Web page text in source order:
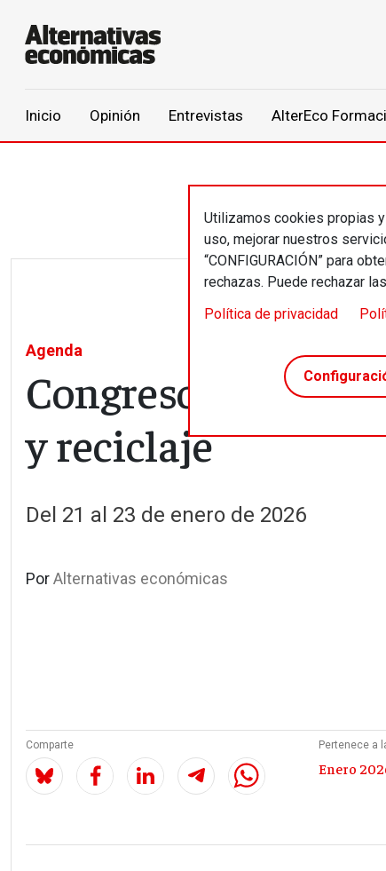
Inicio Opinión Entrevistas AlterEco
Utilizamos cookies propias
uso, mejorar nuestros
“CONFIGURACIÓN” para
rechazas. Puede rechazar
Política de privacidad
Agenda
Congreso sobre
y reciclaje
Del 21 al 23 de enero de 2026
PorAlternativas económicas
Comparte Pertenece a
Enero